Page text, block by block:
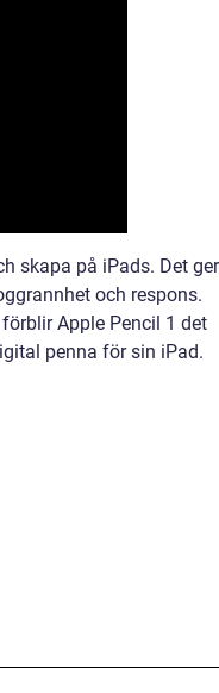
skapa på iPads. Det ger
och respons.
Apple Pencil 1 det
penna för sin iPad.